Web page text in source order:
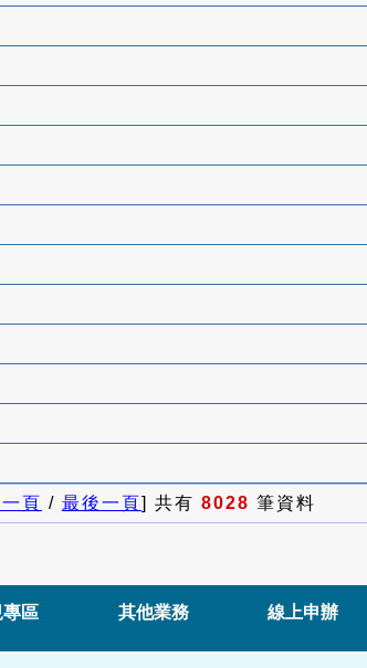
頁 / 最後一頁] 共有 8028 筆資料
區 其他業務 線上申辦